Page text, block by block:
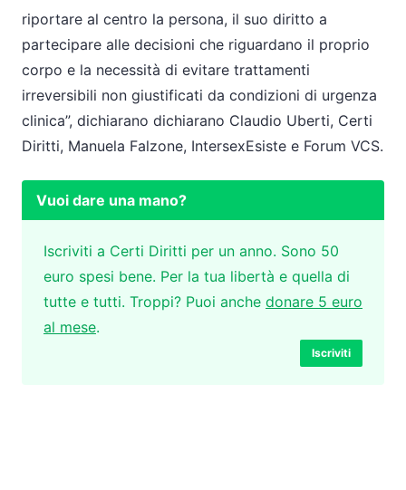
riportare al centro la persona, il suo diritto a
partecipare alle decisioni che riguardano il proprio
corpo e la necessità di evitare trattamenti
irreversibili non giustificati da condizioni di urgenza
clinica”, dichiarano dichiarano Claudio Uberti, Certi
Diritti, Manuela Falzone, IntersexEsiste e Forum VCS.
Vuoi dare una mano?
Iscriviti a Certi Diritti per un anno. Sono 50
euro spesi bene. Per la tua libertà e quella di
tutte e tutti. Troppi? Puoi anche donare 5 euro
al mese.
Iscriviti